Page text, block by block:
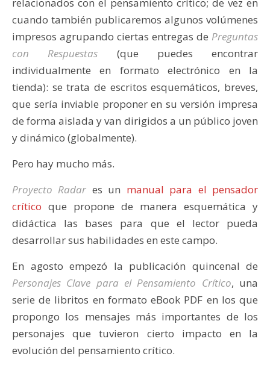
cuando también publicaremos algunos volúmenes
impresos agrupando ciertas entregas de Preguntas
con Respuestas (que puedes encontrar
individualmente en formato electrónico en la
tienda): se trata de escritos esquemáticos, breves,
que sería inviable proponer en su versión impresa
de forma aislada y van dirigidos a un público joven
y dinámico (globalmente).
Pero hay mucho más.
Proyecto Radar es un manual para el pensador
crítico que propone de manera esquemática y
didáctica las bases para que el lector pueda
desarrollar sus habilidades en este campo.
En agosto empezó la publicación quincenal de
Personajes Clave para el Pensamiento Crítico, una
serie de libritos en formato eBook PDF en los que
propongo los mensajes más importantes de los
personajes que tuvieron cierto impacto en la
evolución del pensamiento crítico.